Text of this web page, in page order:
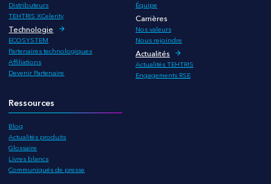
Distributeurs
TEHTRIS XCelerity
Technologie
ECOSYSTEM
Partenaires technologiques
Affiliations
Devenir Partenaire
Équipe
Carrières
Nos valeurs
Nous rejoindre
Actualités
Actualités TEHTRIS
Engagements RSE
Ressources
Blog
Actualités produits
Glossaire
Livres blancs
Communiqués de presse